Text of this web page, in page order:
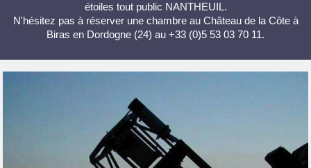
étoiles tout public NANTHEUIL.
N'hésitez pas à réserver une chambre au Château de la Côte à
Biras en Dordogne (24) au +33 (0)5 53 03 70 11.